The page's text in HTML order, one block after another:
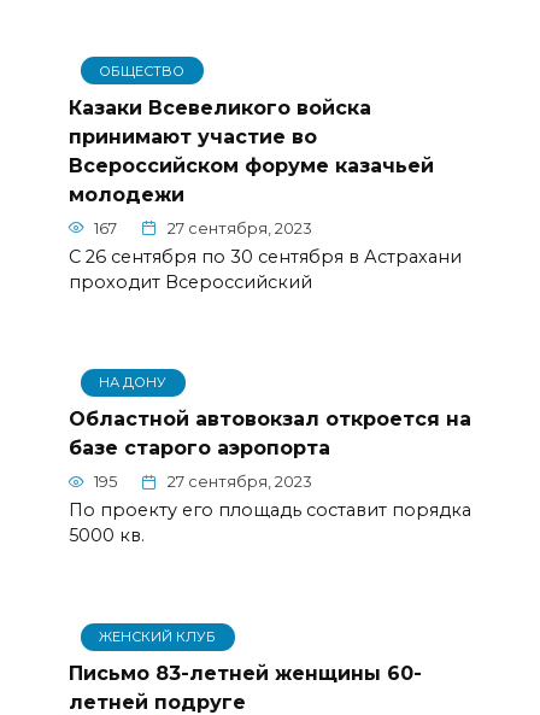
ОБЩЕСТВО
Казаки Всевеликого войска
принимают участие во
Всероссийском форуме казачьей
молодежи
167 27 сентября, 2023
С 26 сентября по 30 сентября в Астрахани
проходит Всероссийский
НА ДОНУ
Областной автовокзал откроется на
базе старого аэропорта
195 27 сентября, 2023
По проекту его площадь составит порядка
5000 кв.
ЖЕНСКИЙ КЛУБ
Письмо 83-летней женщины 60-
летней подруге